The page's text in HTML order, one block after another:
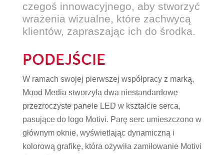
czegoś innowacyjnego, aby stworzyć
wrażenia wizualne, które zachwycą
klientów, zapraszając ich do środka.
PODEJŚCIE
W ramach swojej pierwszej współpracy z marką,
Mood Media stworzyła dwa niestandardowe
przezroczyste panele LED w kształcie serca,
pasujące do logo Motivi. Parę serc umieszczono w
głównym oknie, wyświetlając dynamiczną i
kolorową grafikę, która ożywiła zamiłowanie Motivi